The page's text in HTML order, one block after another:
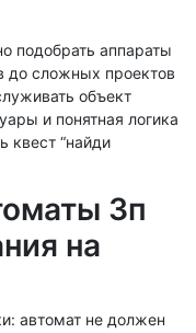
подобрать аппараты
до сложных проектов
объект
и понятная логика
квест “найди
3п
на
автомат не должен